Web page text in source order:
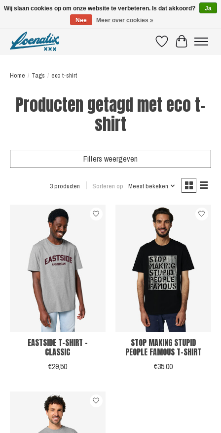
VerlanglijstWinkelwagen
Home / Tags / eco t-shirt
Producten getagd met eco t-
shirt
Filters weergeven
3 producten Sorteren op Meest bekeken
EASTSIDE T-SHIRT -
CLASSIC
€29,50
STOP MAKING STUPID
PEOPLE FAMOUS T-SHIRT
€35,00
Wij slaan cookies op om onze website te verbeteren. Is dat akkoord?
Ja
Nee
Meer over cookies »